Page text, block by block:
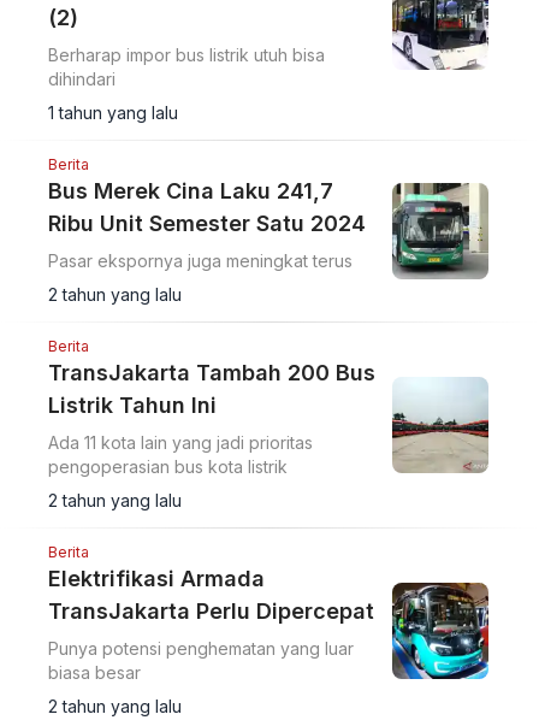
(2)
Berharap impor bus listrik utuh bisa
dihindari
1 tahun yang lalu
Berita
Bus Merek Cina Laku 241,7
Ribu Unit Semester Satu 2024
Pasar ekspornya juga meningkat terus
2 tahun yang lalu
Berita
TransJakarta Tambah 200 Bus
Listrik Tahun Ini
Ada 11 kota lain yang jadi prioritas
pengoperasian bus kota listrik
2 tahun yang lalu
Berita
Elektrifikasi Armada
TransJakarta Perlu Dipercepat
Punya potensi penghematan yang luar
biasa besar
2 tahun yang lalu